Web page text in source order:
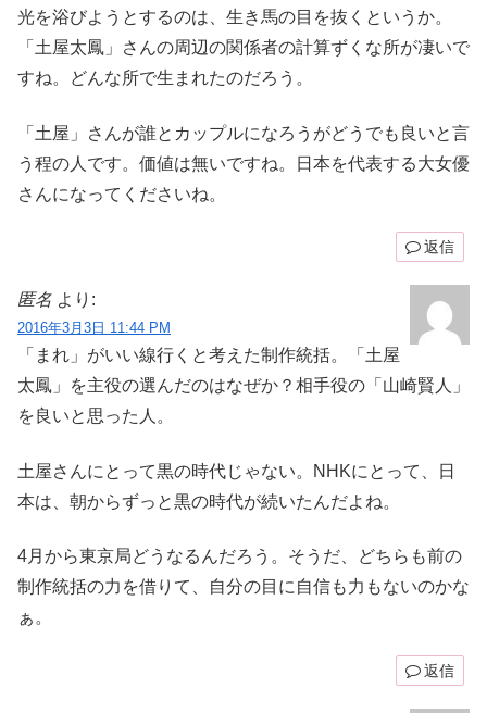
光を浴びようとするのは、生き馬の目を抜くというか。
「土屋太鳳」さんの周辺の関係者の計算ずくな所が凄いで
すね。どんな所で生まれたのだろう。
「土屋」さんが誰とカップルになろうがどうでも良いと言
う程の人です。価値は無いですね。日本を代表する大女優
さんになってくださいね。
返信
匿名 より:
2016年3月3日 11:44 PM
「まれ」がいい線行くと考えた制作統括。「土屋
太鳳」を主役の選んだのはなぜか？相手役の「山崎賢人」
を良いと思った人。
土屋さんにとって黒の時代じゃない。NHKにとって、日
本は、朝からずっと黒の時代が続いたんだよね。
4月から東京局どうなるんだろう。そうだ、どちらも前の
制作統括の力を借りて、自分の目に自信も力もないのかな
ぁ。
返信